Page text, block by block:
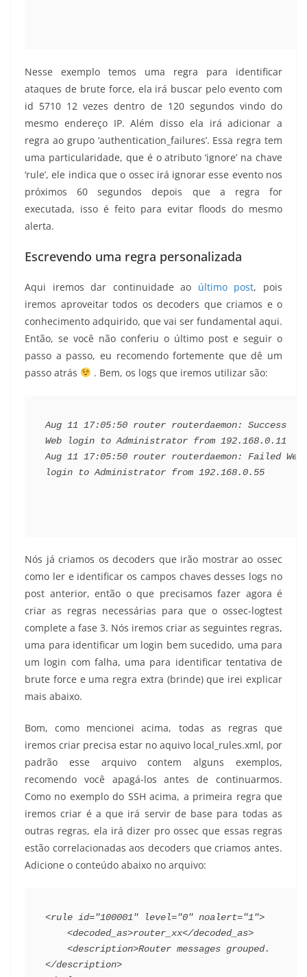
Nesse exemplo temos uma regra para identificar
ataques de brute force, ela irá buscar pelo evento com
id 5710 12 vezes dentro de 120 segundos vindo do
mesmo endereço IP. Além disso ela irá adicionar a
regra ao grupo ‘authentication_failures’. Essa regra tem
uma particularidade, que é o atributo ‘ignore’ na chave
‘rule’, ele indica que o ossec irá ignorar esse evento nos
próximos 60 segundos depois que a regra for
executada, isso é feito para evitar floods do mesmo
alerta.
Escrevendo uma regra personalizada
Aqui iremos dar continuidade ao último post, pois
iremos aproveitar todos os decoders que criamos e o
conhecimento adquirido, que vai ser fundamental aqui.
Então, se você não conferiu o último post e seguir o
passo a passo, eu recomendo fortemente que dê um
passo atrás
. Bem, os logs que iremos utilizar são:
Aug 11 17:05:50 router routerdaemon: Success
Web login to Administrator from 192.168.0.11
Aug 11 17:05:50 router routerdaemon: Failed Web
login to Administrator from 192.168.0.55
Nós já criamos os decoders que irão mostrar ao ossec
como ler e identificar os campos chaves desses logs no
post anterior, então o que precisamos fazer agora é
criar as regras necessárias para que o ossec-logtest
complete a fase 3. Nós iremos criar as seguintes regras,
uma para identificar um login bem sucedido, uma para
um login com falha, uma para identificar tentativa de
brute force e uma regra extra (brinde) que irei explicar
mais abaixo.
Bom, como mencionei acima, todas as regras que
iremos criar precisa estar no aquivo local_rules.xml, por
padrão esse arquivo contem alguns exemplos,
recomendo você apagá-los antes de continuarmos.
Como no exemplo do SSH acima, a primeira regra que
iremos criar é a que irá servir de base para todas as
outras regras, ela irá dizer pro ossec que essas regras
estão correlacionadas aos decoders que criamos antes.
Adicione o conteúdo abaixo no arquivo:
<rule id="100001" level="0" noalert="1">
<decoded_as>router_xx</decoded_as>
<description>Router messages grouped.
</description>